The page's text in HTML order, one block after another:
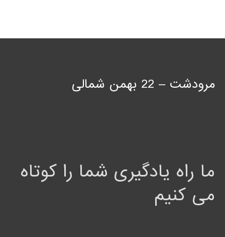
مرودشت – 22 بهمن شمالی
ما راه یادگیری شما را کوتاه
می کنیم